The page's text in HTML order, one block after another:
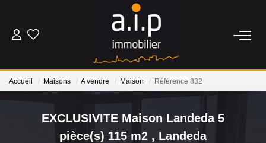
ACHETER
ESTIMER
Accueil Maisons A vendre Maison Référence 832
EXCLUSIVITE Maison Landeda 5
pièce(s) 115 m2 , Landeda